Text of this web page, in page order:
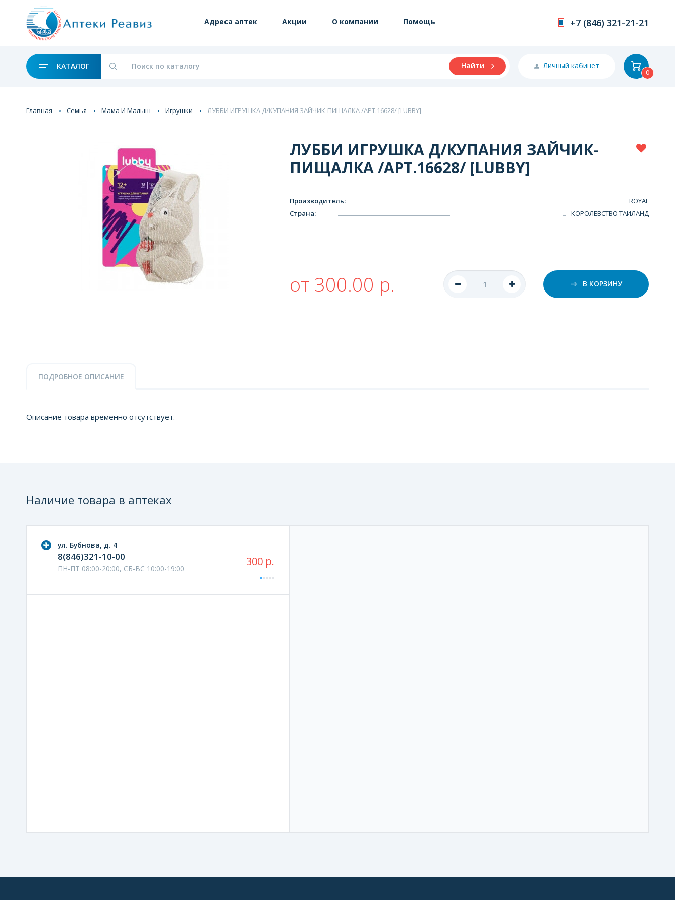
Адреса аптек Акции О компании Помощь +7 (846) 321-21-21
КАТАЛОГ Найти Личный кабинет
0
Главная Семья Мама И Малыш Игрушки ЛУББИ ИГРУШКА Д/КУПАНИЯ ЗАЙЧИК-ПИЩАЛКА /АРТ.16628/ [LUBBY]
ЛУББИ ИГРУШКА Д/КУПАНИЯ ЗАЙЧИК-
ПИЩАЛКА /АРТ.16628/ [LUBBY]
Производитель:
ROYAL
Страна: КОРОЛЕВСТВО ТАИЛАНД
от 300.00 р. В КОРЗИНУ
ПОДРОБНОЕ ОПИСАНИЕ
Описание товара временно отсутствует.
Наличие товара в аптеках
ул. Бубнова, д. 4
8(846)321-10-00
ПН-ПТ 08:00-20:00, СБ-ВС 10:00-19:00
300 р.